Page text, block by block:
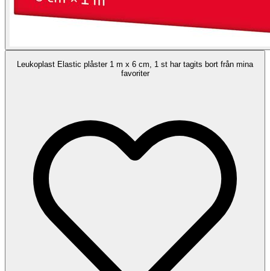
Leukoplast Elastic plåster 1 m x 6 cm, 1 st har tagits bort från mina
favoriter